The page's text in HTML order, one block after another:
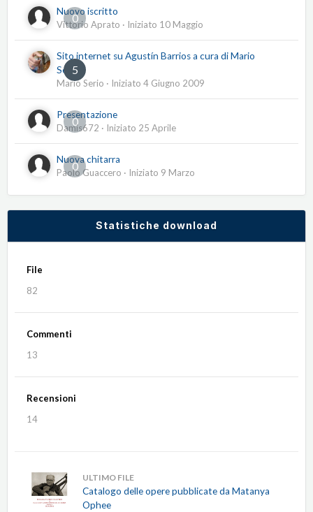
0
Nuovo iscritto
Vittorio Aprato · Iniziato 10 Maggio
5
Sito internet su Agustín Barrios a cura di Mario
Serio
Mario Serio · Iniziato 4 Giugno 2009
0
Presentazione
Damis672 · Iniziato 25 Aprile
0
Nuova chitarra
Paolo Guaccero · Iniziato 9 Marzo
Statistiche download
File
82
Commenti
13
Recensioni
14
ULTIMO FILE
Catalogo delle opere pubblicate da Matanya
Ophee